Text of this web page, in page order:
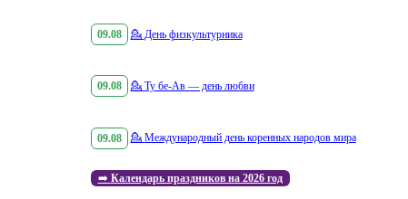
09.08 💁 День физкультурника
09.08 💁 Ту бе-Ав — день любви
09.08 💁 Международный день коренных народов мира
➡️ Календарь праздников на 2026 год